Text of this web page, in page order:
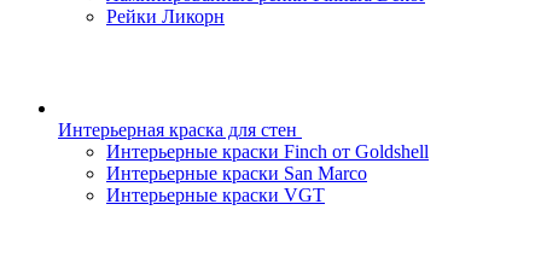
Рейки Ликорн
Интерьерная краска для стен
Интерьерные краски Finch от Goldshell
Интерьерные краски San Marco
Интерьерные краски VGT